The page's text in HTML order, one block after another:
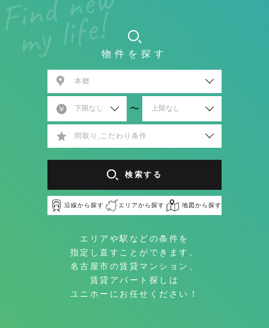
物件を探す
本郷
〜
間取り,こだわり条件
検索する
沿線から探す エリアから探す 地図から探す
エリアや駅などの条件を
指定し直すことができます。
名古屋市の賃貸マンション、
賃貸アパート探しは
ユニホーにお任せください！